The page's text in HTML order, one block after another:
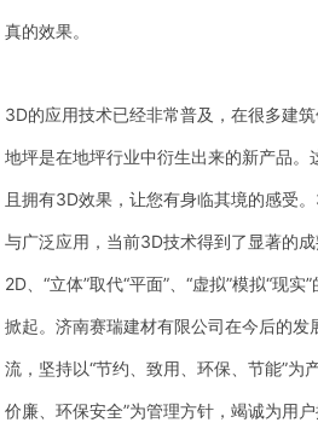
真的效果。
3D的应用技术已经非常普及，在很多建
地坪是在地坪行业中衍生出来的新产品
且拥有3D效果，让您有身临其境的感受
与广泛应用，当前3D技术得到了显著的
2D、“立体”取代“平面”、“虚拟”模拟“现
掀起。济南赛瑞建材有限公司在今后的
流，坚持以“节约、致用、环保、节能”为
价廉、环保安全”为管理方针，竭诚为用